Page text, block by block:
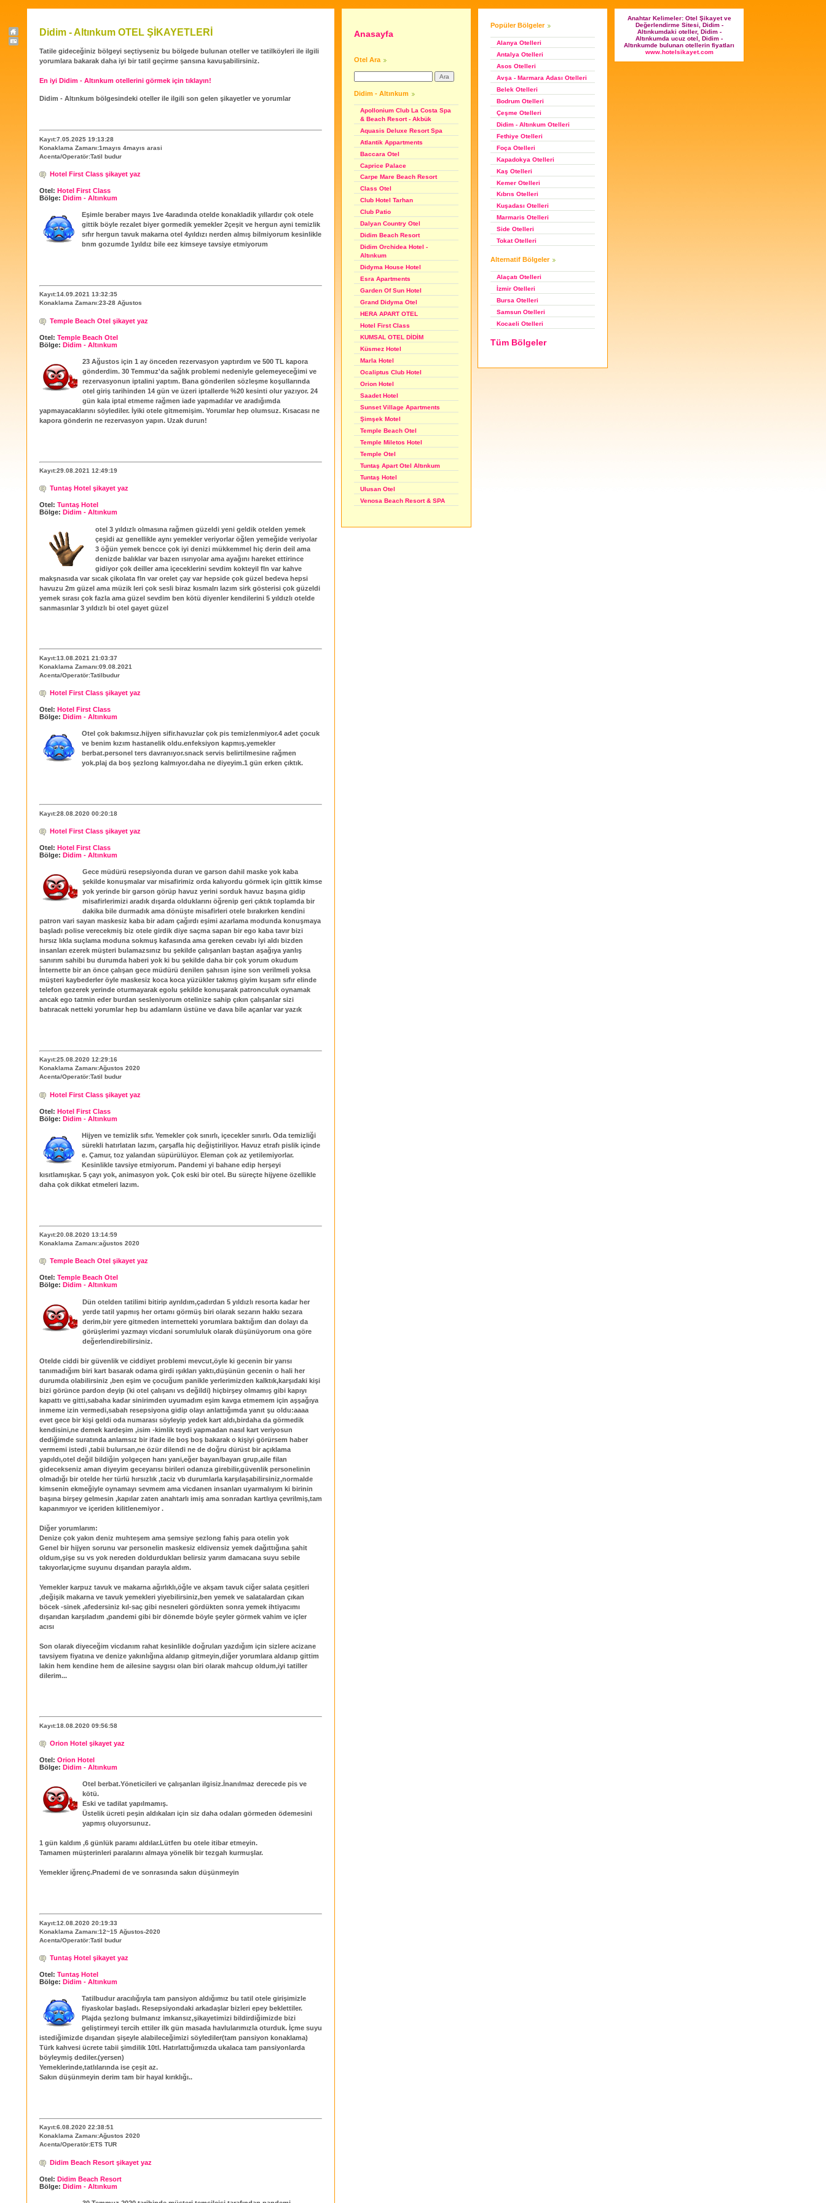
Didim - Altınkum OTEL ŞİKAYETLERİ
Tatile gideceğiniz bölgeyi seçtiyseniz bu bölgede bulunan oteller ve tatilköyleri ile ilgili
yorumlara bakarak daha iyi bir tatil geçirme şansına kavuşabilirsiniz.
En iyi Didim - Altınkum otellerini görmek için tıklayın!
Didim - Altınkum bölgesindeki oteller ile ilgili son gelen şikayetler ve yorumlar
Kayıt:7.05.2025 19:13:28
Konaklama Zamanı:1mayıs 4mayıs arasi
Acenta/Operatör:Tatil budur
Hotel First Class şikayet yaz
Otel: Hotel First Class
Bölge: Didim - Altınkum
Eşimle beraber mayıs 1ve 4aradında otelde konakladik yıllardır çok otele
gittik böyle rezalet biyer gormedik yemekler 2çeşit ve hergun ayni temizlik
sıfır hergun tavuk makarna otel 4yıldızı nerden almış bilmiyorum kesinlikle
bnm gozumde 1yıldız bile eez kimseye tavsiye etmiyorum
Kayıt:14.09.2021 13:32:35
Konaklama Zamanı:23-28 Ağustos
Temple Beach Otel şikayet yaz
Otel: Temple Beach Otel
Bölge: Didim - Altınkum
23 Ağustos için 1 ay önceden rezervasyon yaptırdım ve 500 TL kapora
gönderdim. 30 Temmuz'da sağlık problemi nedeniyle gelemeyeceğimi ve
rezervasyonun iptalini yaptım. Bana gönderilen sözleşme koşullarında
otel giriş tarihinden 14 gün ve üzeri iptallerde %20 kesinti olur yazıyor. 24
gün kala iptal etmeme rağmen iade yapmadılar ve aradığımda
yapmayacaklarını söylediler. İyiki otele gitmemişim. Yorumlar hep olumsuz. Kısacası ne
kapora gönderin ne rezervasyon yapın. Uzak durun!
Kayıt:29.08.2021 12:49:19
Tuntaş Hotel şikayet yaz
Otel: Tuntaş Hotel
Bölge: Didim - Altınkum
otel 3 yıldızlı olmasına rağmen güzeldi yeni geldik otelden yemek
çeşidi az genellikle aynı yemekler veriyorlar öğlen yemeğide veriyolar
3 öğün yemek bencce çok iyi denizi mükkemmel hiç derin deil ama
denizde balıklar var bazen ısırıyolar ama ayağını hareket ettirince
gidiyor çok deiller ama içeceklerini sevdim kokteyil fln var kahve
makşnasıda var sıcak çikolata fln var orelet çay var hepside çok güzel bedeva hepsi
havuzu 2m güzel ama müzik leri çok sesli biraz kısmalrı lazım sirk gösterisi çok güzeldi
yemek sırası çok fazla ama güzel sevdim ben kötü diyenler kendilerini 5 yıldızlı otelde
sanmasınlar 3 yıldızlı bi otel gayet güzel
Kayıt:13.08.2021 21:03:37
Konaklama Zamanı:09.08.2021
Acenta/Operatör:Tatilbudur
Hotel First Class şikayet yaz
Otel: Hotel First Class
Bölge: Didim - Altınkum
Otel çok bakımsız.hijyen sifir.havuzlar çok pis temizlenmiyor.4 adet çocuk
ve benim kızım hastanelik oldu.enfeksiyon kapmış.yemekler
berbat.personel ters davranıyor.snack servis belirtilmesine rağmen
yok.plaj da boş şezlong kalmıyor.daha ne diyeyim.1 gün erken çıktık.
Kayıt:28.08.2020 00:20:18
Hotel First Class şikayet yaz
Otel: Hotel First Class
Bölge: Didim - Altınkum
Gece müdürü resepsiyonda duran ve garson dahil maske yok kaba
şekilde konuşmalar var misafirimiz orda kalıyordu görmek için gittik kimse
yok yerinde bir garson görüp havuz yerini sorduk havuz başına gidip
misafirlerimizi aradık dışarda olduklarını öğrenip geri çıktık toplamda bir
dakika bile durmadık ama dönüşte misafirleri otele bırakırken kendini
patron vari sayan maskesiz kaba bir adam çağırdı eşimi azarlama modunda konuşmaya
başladı polise verecekmiş biz otele girdik diye saçma sapan bir ego kaba tavır bizi
hırsız lıkla suçlama moduna sokmuş kafasında ama gereken cevabı iyi aldı bizden
insanları ezerek müşteri bulamazsınız bu şekilde çalışanları baştan aşağıya yanlış
sanırım sahibi bu durumda haberi yok ki bu şekilde daha bir çok yorum okudum
İnternette bir an önce çalışan gece müdürü denilen şahısın işine son verilmeli yoksa
müşteri kaybederler öyle maskesiz koca koca yüzükler takmış giyim kuşam sıfır elinde
telefon gezerek yerinde oturmayarak egolu şekilde konuşarak patronculuk oynamak
ancak ego tatmin eder burdan sesleniyorum otelinize sahip çıkın çalışanlar sizi
batıracak netteki yorumlar hep bu adamların üstüne ve dava bile açanlar var yazık
Kayıt:25.08.2020 12:29:16
Konaklama Zamanı:Ağustos 2020
Acenta/Operatör:Tatil budur
Hotel First Class şikayet yaz
Otel: Hotel First Class
Bölge: Didim - Altınkum
Hijyen ve temizlik sıfır. Yemekler çok sınırlı, içecekler sınırlı. Oda temizliği
sürekli hatırlatan lazım, çarşafla hiç değiştiriliyor. Havuz etrafı pislik içinde
e. Çamur, toz yalandan süpürülüyor. Eleman çok az yetilemiyorlar.
Kesinlikle tavsiye etmiyorum. Pandemi yi bahane edip herşeyi
kısıtlamışkar. 5 çayı yok, animasyon yok. Çok eski bir otel. Bu süreçte hijyene özellikle
daha çok dikkat etmeleri lazım.
Kayıt:20.08.2020 13:14:59
Konaklama Zamanı:ağustos 2020
Temple Beach Otel şikayet yaz
Otel: Temple Beach Otel
Bölge: Didim - Altınkum
Dün otelden tatilimi bitirip ayrıldım,çadırdan 5 yıldızlı resorta kadar her
yerde tatil yapmış her ortamı görmüş biri olarak sezarın hakkı sezara
derim,bir yere gitmeden internetteki yorumlara baktığım dan dolayı da
görüşlerimi yazmayı vicdani sorumluluk olarak düşünüyorum ona göre
değerlendirebilirsiniz.
Otelde ciddi bir güvenlik ve ciddiyet problemi mevcut,öyle ki gecenin bir yarısı
tanımadığım biri kart basarak odama girdi ışıkları yaktı,düşünün gecenin o hali her
durumda olabilirsiniz ,ben eşim ve çocuğum panikle yerlerimizden kalktık,karşıdaki kişi
bizi görünce pardon deyip (ki otel çalışanı vs değildi) hiçbirşey olmamış gibi kapıyı
kapattı ve gitti,sabaha kadar sinirimden uyumadım eşim kavga etmemem için aşşağıya
inmeme izin vermedi,sabah resepsiyona gidip olayı anlattığımda yanıt şu oldu:aaaa
evet gece bir kişi geldi oda numarası söyleyip yedek kart aldı,birdaha da görmedik
kendisini,ne demek kardeşim ,isim -kimlik teydi yapmadan nasıl kart veriyosun
dediğimde suratında anlamsız bir ifade ile boş boş bakarak o kişiyi görürsem haber
vermemi istedi ,tabii bulursan,ne özür dilendi ne de doğru dürüst bir açıklama
yapıldı,otel değil bildiğin yolgeçen hanı yani,eğer bayan/bayan grup,aile filan
gidecekseniz aman diyeyim geceyarısı birileri odanıza girebilir,güvenlik personelinin
olmadığı bir otelde her türlü hırsızlık ,taciz vb durumlarla karşılaşabilirsiniz,normalde
kimsenin ekmeğiyle oynamayı sevmem ama vicdanen insanları uyarmalıyım ki birinin
başına birşey gelmesin ,kapılar zaten anahtarlı imiş ama sonradan kartlıya çevrilmiş,tam
kapanmıyor ve içeriden kilitlenemiyor .
Diğer yorumlarım:
Denize çok yakın deniz muhteşem ama şemsiye şezlong fahiş para otelin yok
Genel bir hijyen sorunu var personelin maskesiz eldivensiz yemek dağıttığına şahit
oldum,şişe su vs yok nereden doldurdukları belirsiz yarım damacana suyu sebile
takıyorlar,içme suyunu dışarıdan parayla aldım.
Yemekler karpuz tavuk ve makarna ağırlıklı,öğle ve akşam tavuk ciğer salata çeşitleri
,değişik makarna ve tavuk yemekleri yiyebilirsiniz,ben yemek ve salatalardan çıkan
böcek -sinek ,afedersiniz kıl-saç gibi nesneleri gördükten sonra yemek ihtiyacımı
dışarıdan karşıladım ,pandemi gibi bir dönemde böyle şeyler görmek vahim ve içler
acısı
Son olarak diyeceğim vicdanım rahat kesinlikle doğruları yazdığım için sizlere acizane
tavsiyem fiyatına ve denize yakınlığına aldanıp gitmeyin,diğer yorumlara aldanıp gittim
lakin hem kendine hem de ailesine saygısı olan biri olarak mahcup oldum,iyi tatiller
dilerim...
Kayıt:18.08.2020 09:56:58
Orion Hotel şikayet yaz
Otel: Orion Hotel
Bölge: Didim - Altınkum
Otel berbat.Yöneticileri ve çalışanları ilgisiz.İnanılmaz derecede pis ve
kötü.
Eski ve tadilat yapılmamış.
Üstelik ücreti peşin aldıkaları için siz daha odaları görmeden ödemesini
yapmış oluyorsunuz.
1 gün kaldım ,6 günlük paramı aldılar.Lütfen bu otele itibar etmeyin.
Tamamen müşterinleri paralarını almaya yönelik bir tezgah kurmuşlar.
Yemekler iğrenç.Pnademi de ve sonrasında sakın düşünmeyin
Kayıt:12.08.2020 20:19:33
Konaklama Zamanı:12~15 Ağustos-2020
Acenta/Operatör:Tatil budur
Tuntaş Hotel şikayet yaz
Otel: Tuntaş Hotel
Bölge: Didim - Altınkum
Tatilbudur aracılığıyla tam pansiyon aldığımız bu tatil otele girişimizle
fiyaskolar başladı. Resepsiyondaki arkadaşlar bizleri epey beklettiler.
Plajda şezlong bulmanız imkansız,şikayetimizi bildirdiğimizde bizi
geliştirmeyi tercih ettiler ilk gün masada havlularımızla oturduk. İçme suyu
istediğimizde dışarıdan şişeyle alabileceğimizi söylediler(tam pansiyon konaklama)
Türk kahvesi ücrete tabii şimdilik 10tl. Hatırlattığımızda ukalaca tam pansiyonlarda
böyleymiş dediler.(yersen)
Yemeklerinde,tatlılarında ise çeşit az.
Sakın düşünmeyin derim tam bir hayal kırıklığı..
Kayıt:6.08.2020 22:38:51
Konaklama Zamanı:Ağustos 2020
Acenta/Operatör:ETS TUR
Didim Beach Resort şikayet yaz
Otel: Didim Beach Resort
Bölge: Didim - Altınkum
Anasayfa
Otel Ara
Didim - Altınkum
Apollonium Club La Costa Spa
& Beach Resort - Akbük
Aquasis Deluxe Resort Spa
Atlantik Appartments
Baccara Otel
Caprice Palace
Carpe Mare Beach Resort
Class Otel
Club Hotel Tarhan
Club Patio
Dalyan Country Otel
Didim Beach Resort
Didim Orchidea Hotel -
Altınkum
Didyma House Hotel
Esra Apartments
Garden Of Sun Hotel
Grand Didyma Otel
HERA APART OTEL
Hotel First Class
KUMSAL OTEL DİDİM
Küsmez Hotel
Marla Hotel
Ocaliptus Club Hotel
Orion Hotel
Saadet Hotel
Sunset Village Apartments
Şimşek Motel
Temple Beach Otel
Temple Miletos Hotel
Temple Otel
Tuntaş Apart Otel Altınkum
Tuntaş Hotel
Ulusan Otel
Venosa Beach Resort & SPA
Popüler Bölgeler
Alanya Otelleri
Antalya Otelleri
Asos Otelleri
Avşa - Marmara Adası Otelleri
Belek Otelleri
Bodrum Otelleri
Çeşme Otelleri
Didim - Altınkum Otelleri
Fethiye Otelleri
Foça Otelleri
Kapadokya Otelleri
Kaş Otelleri
Kemer Otelleri
Kıbrıs Otelleri
Kuşadası Otelleri
Marmaris Otelleri
Side Otelleri
Tokat Otelleri
Alternatif Bölgeler
Alaçatı Otelleri
İzmir Otelleri
Bursa Otelleri
Samsun Otelleri
Kocaeli Otelleri
Tüm Bölgeler
Anahtar Kelimeler: Otel Şikayet ve
Değerlendirme Sitesi, Didim -
Altınkumdaki oteller, Didim -
Altınkumda ucuz otel, Didim -
Altınkumde bulunan otellerin fiyatları
www.hotelsikayet.com